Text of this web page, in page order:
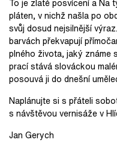
To je zlaté posvícení a Na
pláten, v nichž našla po
svůj dosud nejsilnější
barvách překvapují
plného života, jaký známe
prací stává slováckou
posouvá ji do dnešní
Naplánujte si s přáteli
s návštěvou vernisáže v
Jan Gerych